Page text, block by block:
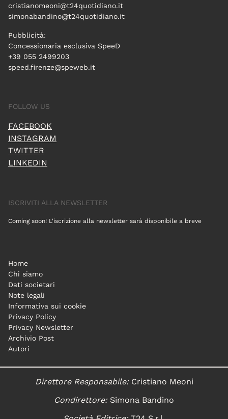
cristianomeoni@t24quotidiano.it
simonabandino@t24quotidiano.it
Pubblicità:
Concessionaria esclusiva SpeeD
+39 055 2499203
speed.firenze@speweb.it
FOLLOW US
FACEBOOK
INSTAGRAM
TWITTER
LINKEDIN
ISCRIVITI ALLA NEWSLETTER
Coming soon! L'iscrizione alla newsletter sarà disponibile a breve
Home
Chi siamo
Dati societari
Note legali
Informativa sui cookie
Privacy Policy
Privacy Newsletter
Archivio Post
Autori
Direttore Responsabile:Cristiano Meoni
Condirettore:Simona Bandino